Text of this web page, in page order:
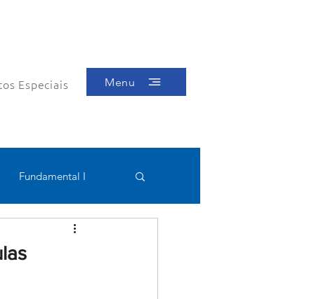
Especiais Menu
Fundamental I